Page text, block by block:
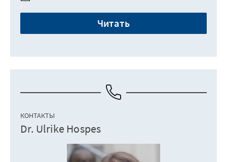
Читать
КОНТАКТЫ
Dr. Ulrike Hospes